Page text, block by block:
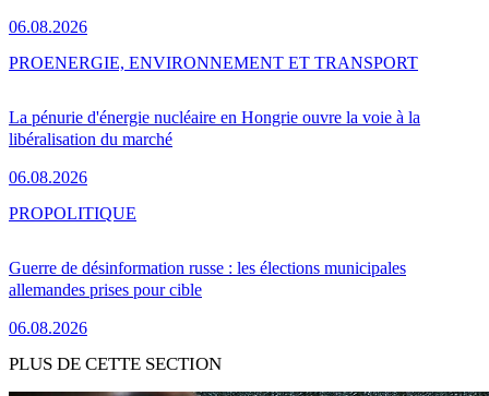
06.08.2026
La pénurie d'énergie nucléaire en Hongrie ouvre la voie à la
libéralisation du marché
06.08.2026
PROENERGIE, ENVIRONNEMENT ET TRANSPORT
Guerre de désinformation russe : les élections municipales
allemandes prises pour cible
06.08.2026
PROPOLITIQUE
PLUS DE CETTE SECTION